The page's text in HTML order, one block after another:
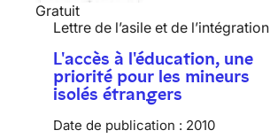
Gratuit
Lettre de l’asile et de l’intégration
L'accès à l'éducation, une
priorité pour les mineurs
isolés étrangers
Date de publication : 2010